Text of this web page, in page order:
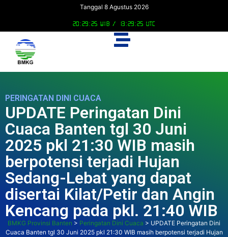
Tanggal 8 Agustus 2026
20:29:26 WIB / 13:29:26 UTC
PERINGATAN DINI CUACA
UPDATE Peringatan Dini
Cuaca Banten tgl 30 Juni
2025 pkl 21:30 WIB masih
berpotensi terjadi Hujan
Sedang-Lebat yang dapat
disertai Kilat/Petir dan Angin
Kencang pada pkl. 21:40 WIB
BMKG Provinsi Banten > Peringatan Dini Cuaca > UPDATE Peringatan Dini
Cuaca Banten tgl 30 Juni 2025 pkl 21:30 WIB masih berpotensi terjadi Hujan